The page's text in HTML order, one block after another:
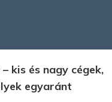
kis és nagy cégek,
egyaránt